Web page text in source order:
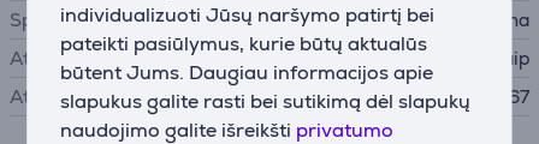
individualizuoti Jūsų naršymo patirtį bei
pateikti pasiūlymus, kurie būtų aktualūs
būtent Jums. Daugiau informacijos apie
slapukus galite rasti bei sutikimą dėl slapukų
naudojimo galite išreikšti privatumo
Spalva
Mėlyna
Atsparus vandeniui
Taip
Atsparumo klasė (IP)
IP67